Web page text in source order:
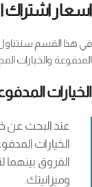
اسعار
في هذا القسم سنتناول
المدفوعة والخيارات
الخيارات
عند البحث عن
الخيارات
الفروق بينهما
وميزانيتك.